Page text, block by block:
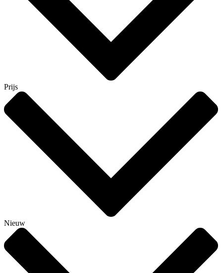
Prijs
Nieuw